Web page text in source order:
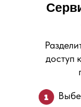
доступ